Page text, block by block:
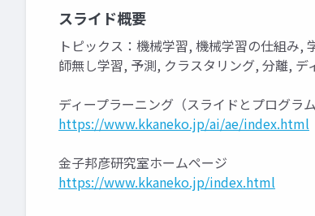
スライド概要
トピックス：機械学習, 機械学習の仕組み,
師無し学習, 予測, クラスタリング, 分離, デ
ディープラーニング（スライドとプログラ
https://www.kkaneko.jp/ai/ae/index.html
金子邦彦研究室ホームページ
https://www.kkaneko.jp/index.html